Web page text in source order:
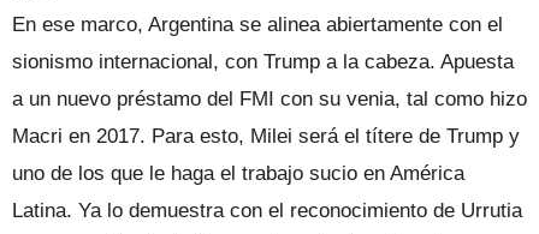
En ese marco, Argentina se alinea abiertamente con el
sionismo internacional, con Trump a la cabeza. Apuesta
a un nuevo préstamo del FMI con su venia, tal como hizo
Macri en 2017. Para esto, Milei será el títere de Trump y
uno de los que le haga el trabajo sucio en América
Latina. Ya lo demuestra con el reconocimiento de Urrutia